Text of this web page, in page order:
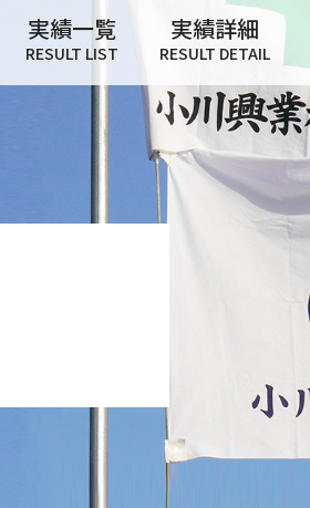
実績一覧
RESULT LIST
実績詳細
RESULT DETAIL